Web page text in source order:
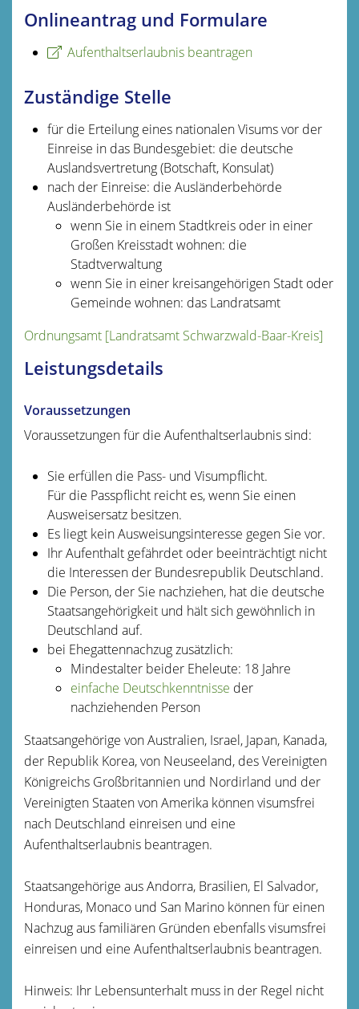
Onlineantrag und Formulare
Aufenthaltserlaubnis beantragen
Zuständige Stelle
für die Erteilung eines nationalen Visums vor der
Einreise in das Bundesgebiet: die deutsche
Auslandsvertretung (Botschaft, Konsulat)
nach der Einreise: die Ausländerbehörde
Ausländerbehörde ist
wenn Sie in einem Stadtkreis oder in einer
Großen Kreisstadt wohnen: die
Stadtverwaltung
wenn Sie in einer kreisangehörigen Stadt oder
Gemeinde wohnen: das Landratsamt
Ordnungsamt [Landratsamt Schwarzwald-Baar-Kreis]
Leistungsdetails
Voraussetzungen
Voraussetzungen für die Aufenthaltserlaubnis sind:
Sie erfüllen die Pass- und Visumpflicht.
Für die Passpflicht reicht es, wenn Sie einen
Ausweisersatz besitzen.
Es liegt kein Ausweisungsinteresse gegen Sie vor.
Ihr Aufenthalt gefährdet oder beeinträchtigt nicht
die Interessen der Bundesrepublik Deutschland.
Die Person, der Sie nachziehen, hat die deutsche
Staatsangehörigkeit und hält sich gewöhnlich in
Deutschland auf.
bei Ehegattennachzug zusätzlich:
Mindestalter beider Eheleute: 18 Jahre
einfache Deutschkenntnisse der
nachziehenden Person
Staatsangehörige von Australien, Israel, Japan, Kanada,
der Republik Korea, von Neuseeland, des Vereinigten
Königreichs Großbritannien und Nordirland und der
Vereinigten Staaten von Amerika können visumsfrei
nach Deutschland einreisen und eine
Aufenthaltserlaubnis beantragen.
Staatsangehörige aus Andorra, Brasilien, El Salvador,
Honduras, Monaco und San Marino können für einen
Nachzug aus familiären Gründen ebenfalls visumsfrei
einreisen und eine Aufenthaltserlaubnis beantragen.
Hinweis: Ihr Lebensunterhalt muss in der Regel nicht